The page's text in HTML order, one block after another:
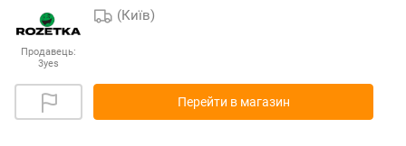
Продавець:
3yes
(Київ)
Перейти в магазин